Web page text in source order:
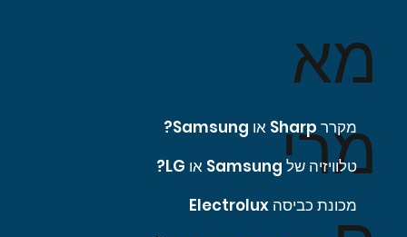
מא
מרי
מקרר Sharp או Samsung?
טלוויזיה של Samsung או LG?
מכונת כביסה Electrolux